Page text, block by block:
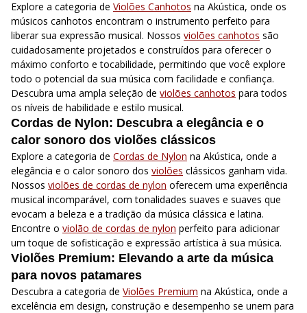
Explore a categoria de Violões Canhotos na Akústica, onde os
músicos canhotos encontram o instrumento perfeito para
liberar sua expressão musical. Nossos violões canhotos são
cuidadosamente projetados e construídos para oferecer o
máximo conforto e tocabilidade, permitindo que você explore
todo o potencial da sua música com facilidade e confiança.
Descubra uma ampla seleção de violões canhotos para todos
os níveis de habilidade e estilo musical.
Cordas de Nylon: Descubra a elegância e o
calor sonoro dos violões clássicos
Explore a categoria de Cordas de Nylon na Akústica, onde a
elegância e o calor sonoro dos violões clássicos ganham vida.
Nossos violões de cordas de nylon oferecem uma experiência
musical incomparável, com tonalidades suaves e suaves que
evocam a beleza e a tradição da música clássica e latina.
Encontre o violão de cordas de nylon perfeito para adicionar
um toque de sofisticação e expressão artística à sua música.
Violões Premium: Elevando a arte da música
para novos patamares
Descubra a categoria de Violões Premium na Akústica, onde a
excelência em design, construção e desempenho se unem para